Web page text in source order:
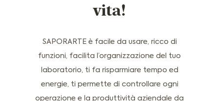
vita!
SAPORARTE è facile da usare, ricco di
funzioni, facilita l’organizzazione del tuo
laboratorio, ti fa risparmiare tempo ed
energie, ti permette di controllare ogni
operazione e la produttività aziendale da